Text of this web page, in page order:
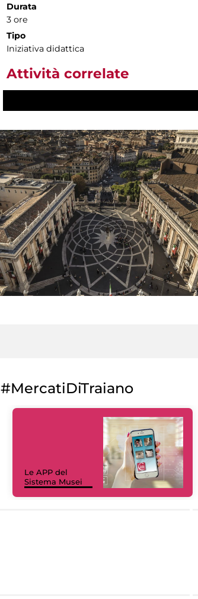
Durata
3 ore
Tipo
Iniziativa didattica
Attività correlate
#MercatiDiTraiano
Le APP del
Sistema Musei